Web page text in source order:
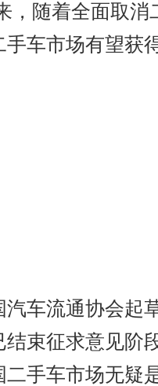
，随着全面取消
车市场有望获
汽车流通协会起
结束征求意见阶
手车市场无疑